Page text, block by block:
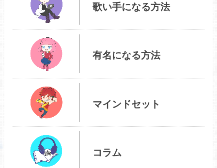
歌い手になる方法
有名になる方法
マインドセット
コラム